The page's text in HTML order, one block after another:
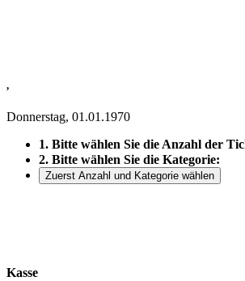
,
Donnerstag, 01.01.1970
1. Bitte wählen Sie die Anzahl der
2. Bitte wählen Sie die Kategorie:
Zuerst Anzahl und Kategorie wählen
Kasse